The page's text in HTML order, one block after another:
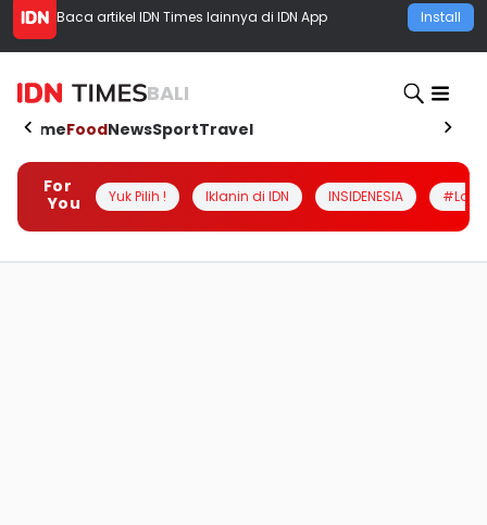
Baca artikel IDN Times lainnya di IDN App Install
BALI
HomeFoodNewsSportTravel
For
You
Yuk Pilih ! Iklanin di IDN INSIDENESIA